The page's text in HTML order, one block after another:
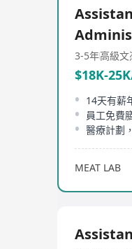
3-5年高級文
$18K-
14天有薪
員工免費
醫療計劃
MEAT LAB